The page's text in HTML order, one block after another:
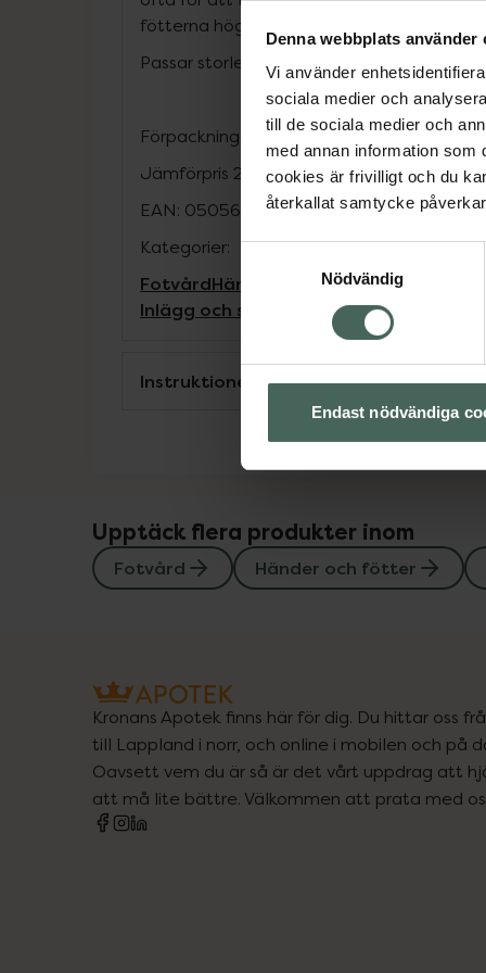
Denna webbplats använder
Vi använder
sociala medier och
till de sociala medier och
med annan information som
cookies är frivilligt och du
återkallat samtycke
Nödvändig
Endast nödvändiga
fötterna högt när du har rast
Passar storlek 40 - 46,5. Klipps till rätt
Förpackningen innehåller ett par sulor.
Jämförpris 245 kr/par
EAN: 05056585802381
Kategorier:
FotvårdHänder och fötter
Inlägg och sulor vid hälsporre och
Instruktioner
Upptäck flera produkter inom
Fotvård Händer och fötter
Kronans Apotek finns här för dig. Du hittar oss
till Lappland i norr, och online i mobilen och på
Oavsett vem du är så är det vårt uppdrag att
att må lite bättre. Välkommen att prata med